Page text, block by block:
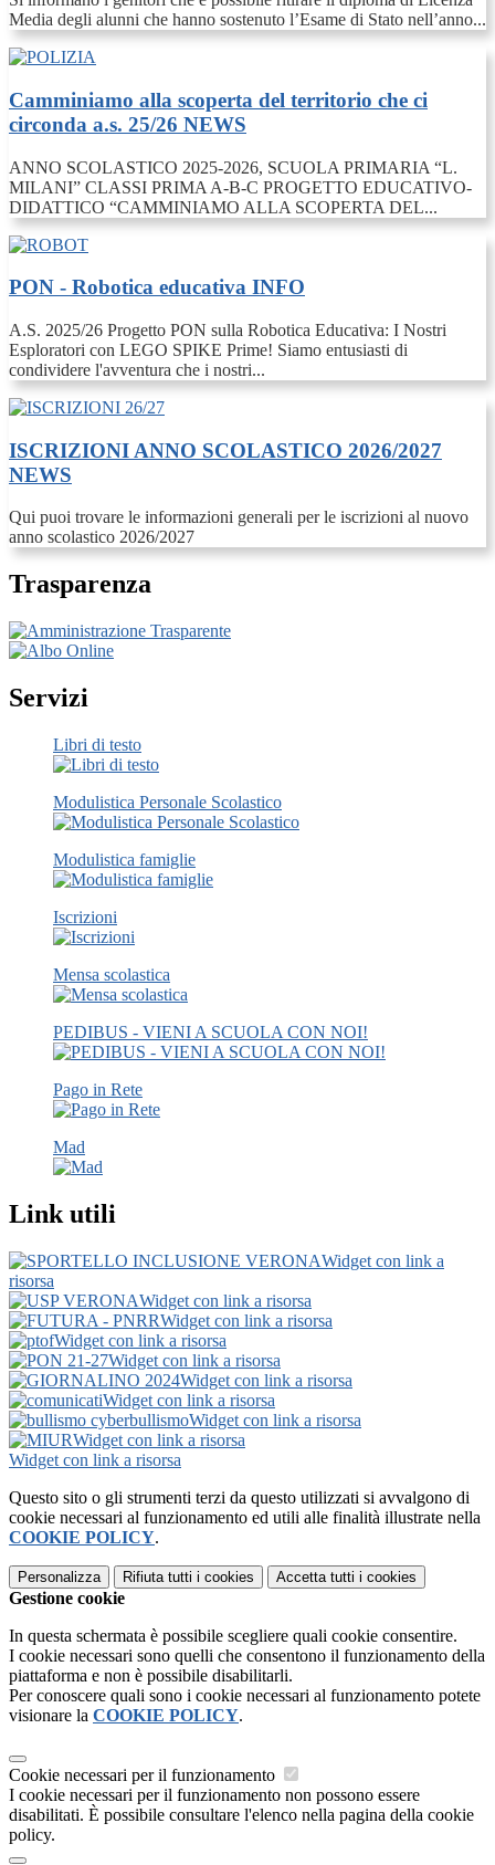
Media degli alunni che hanno sostenuto l’Esame di Stato nell’anno...
Camminiamo alla scoperta del territorio che ci
circonda a.s. 25/26 NEWS
ANNO SCOLASTICO 2025-2026, SCUOLA PRIMARIA “L.
MILANI” CLASSI PRIMA A-B-C PROGETTO EDUCATIVO-
DIDATTICO “CAMMINIAMO ALLA SCOPERTA DEL...
PON - Robotica educativa INFO
A.S. 2025/26 Progetto PON sulla Robotica Educativa: I Nostri
Esploratori con LEGO SPIKE Prime! Siamo entusiasti di
condividere l'avventura che i nostri...
ISCRIZIONI ANNO SCOLASTICO 2026/2027
NEWS
Qui puoi trovare le informazioni generali per le iscrizioni al nuovo
anno scolastico 2026/2027
Trasparenza
Servizi
Libri di testo
Modulistica Personale Scolastico
Modulistica famiglie
Iscrizioni
Mensa scolastica
PEDIBUS - VIENI A SCUOLA CON NOI!
Pago in Rete
Mad
Link utili
Widget con link a
risorsa
Widget con link a risorsa
Widget con link a risorsa
Widget con link a risorsa
Widget con link a risorsa
Widget con link a risorsa
Widget con link a risorsa
Widget con link a risorsa
Widget con link a risorsa
Widget con link a risorsa
Questo sito o gli strumenti terzi da questo utilizzati si avvalgono di
cookie necessari al funzionamento ed utili alle finalità illustrate nella
COOKIE POLICY.
Personalizza Rifiuta tutti i cookies Accetta tutti i cookies
Gestione cookie
In questa schermata è possibile scegliere quali cookie consentire.
I cookie necessari sono quelli che consentono il funzionamento della
piattaforma e non è possibile disabilitarli.
Per conoscere quali sono i cookie necessari al funzionamento potete
visionare la COOKIE POLICY.
Cookie necessari per il funzionamento
I cookie necessari per il funzionamento non possono essere
disabilitati. È possibile consultare l'elenco nella pagina della cookie
policy.